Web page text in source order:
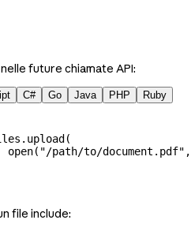
future chiamate API:
C# Go Java PHP Ruby
open( "/path/to/document.pdf"
file include: